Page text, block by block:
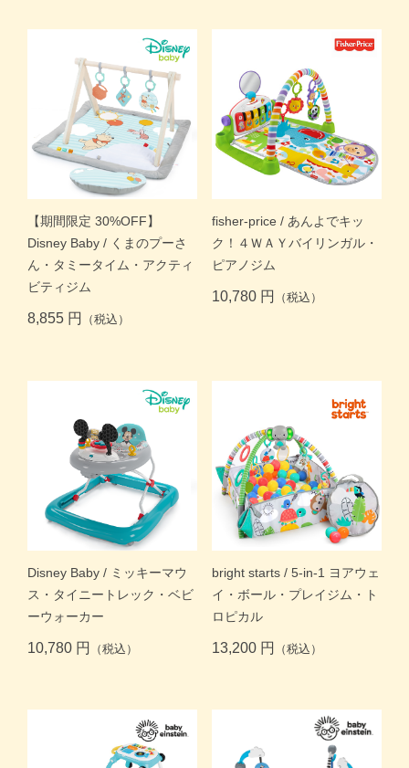
【期間限定 30%OFF】
Disney Baby / くまのプーさ
ん・タミータイム・アクティ
ビティジム
8,855 円 （税込）
fisher-price / あんよでキッ
ク！４ＷＡＹバイリンガル・
ピアノジム
10,780 円 （税込）
Disney Baby / ミッキーマウ
ス・タイニートレック・ベビ
ーウォーカー
10,780 円 （税込）
bright starts / 5-in-1 ヨアウェ
イ・ボール・プレイジム・ト
ロピカル
13,200 円 （税込）